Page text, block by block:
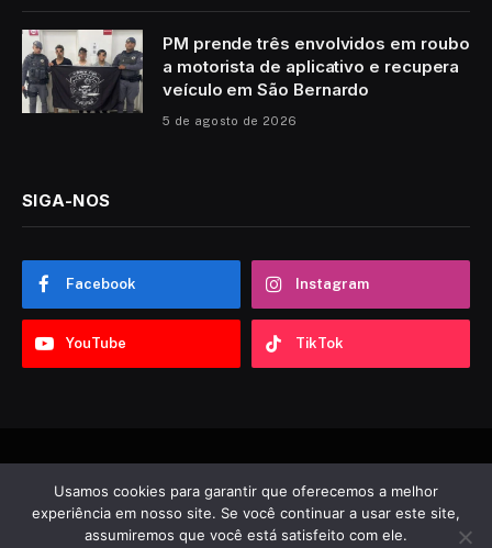
PM prende três envolvidos em roubo
a motorista de aplicativo e recupera
veículo em São Bernardo
5 de agosto de 2026
SIGA-NOS
Facebook Instagram
YouTube TikTok
© 2026 Sobre ABC. Desenvolvido por Tooncadilhos
Notícias Política Esportes Entretenimento Vídeos
Usamos cookies para garantir que oferecemos a melhor
experiência em nosso site. Se você continuar a usar este site,
assumiremos que você está satisfeito com ele.